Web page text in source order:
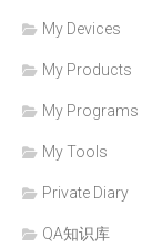
My Devices
My Products
My Programs
My Tools
Private Diary
QA知识库